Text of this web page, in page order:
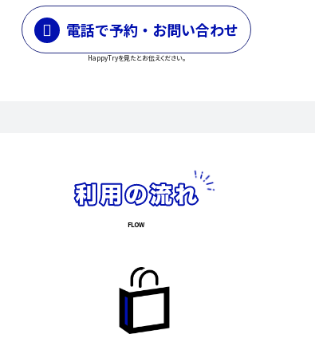
電話で予約・お問い合わせ
HappyTryを見たとお伝えください。